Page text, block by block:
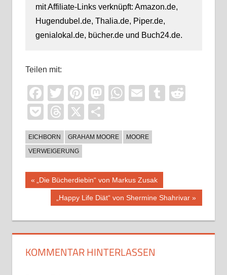
mit Affiliate-Links verknüpft: Amazon.de,
Hugendubel.de, Thalia.de, Piper.de,
genialokal.de, bücher.de und Buch24.de.
Teilen mit:
Facebook
TwitterPinterest
Mastodon
WhatsApp
EmailTumblr
PocketThreads
X
EICHBORN GRAHAM MOORE
MOORE
VERWEIGERUNG
Beitragsnavigation
Vorheriger
Beitrag:
„Die Bücherdiebin“ von Markus Zusak
Nächster
„Happy Life Diät“ von Shermine Shahrivar
KOMMENTAR HINTERLASSEN